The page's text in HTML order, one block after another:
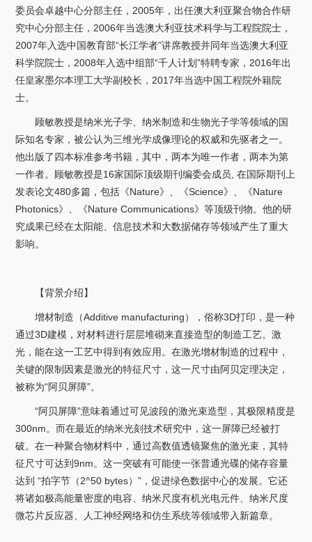
委员会卓越中心分部主任，2005年，出任澳大利亚聚合物合作研
究中心分部主任，2006年当选澳大利亚技术科学与工程院院士，
2007年入选中国教育部“长江学者”讲席教授并同年当选澳大利亚
科学院院士，2008年入选中组部“千人计划”特聘专家，2016年出
任皇家墨尔本理工大学副校长，2017年当选中国工程院外籍院
士。
顾敏教授是纳米光子学、纳米制造和生物光子学等领域的国
际知名专家，被公认为三维光学成像理论的权威和先驱者之一。
他出版了四本标准参考书籍，其中，两本为唯一作者，两本为第
一作者。顾敏教授是16家国际顶级期刊编委会成员, 在国际期刊上
发表论文480多篇，包括《Nature》、《Science》、《Nature
Photonics》、《Nature Communications》等顶级刊物。他的研
究成果已经在太阳能、信息技术和大数据储存等领域产生了重大
影响。
【背景介绍】
增材制造（Additive manufacturing），俗称3D打印，是一种
通过3D建模，对材料进行层层堆砌来直接造型的制造工艺。激
光，能在这一工艺中得到有效应用。在激光增材制造的过程中，
关键的限制因素是激光的特征尺寸，这一尺寸由阿贝定理决定，
被称为“阿贝屏障”。
“阿贝屏障”意味着通过可见波段的激光束造型，其极限精度是
300nm。而在最近的纳米光刻技术研究中，这一屏障已经被打
破。在一种聚合物材料中，通过高数值透镜聚焦的激光束，其特
征尺寸可达到9nm。这一突破有可能使一张普通光碟的储存容量
达到 “拍字节（2^50 bytes）”，促进绿色数据中心的发展。它还
将诸如极高能量密度的电容、纳米尺度有机光电元件、纳米尺度
微芯片反应器、人工神经网络和仿生系统等领域带入新篇章。